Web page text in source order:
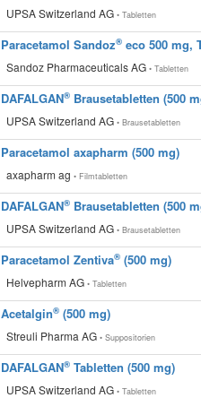
UPSA Switzerland AG • Tabletten
Paracetamol Sandoz® eco 500 mg,
Sandoz Pharmaceuticals AG • Tabletten
DAFALGAN® Brausetabletten (500
UPSA Switzerland AG • Brausetabletten
Paracetamol axapharm (500 mg)
axapharm ag • Filmtabletten
DAFALGAN® Brausetabletten (500
UPSA Switzerland AG • Brausetabletten
Paracetamol Zentiva® (500 mg)
Helvepharm AG • Tabletten
Acetalgin® (500 mg)
Streuli Pharma AG • Suppositorien
DAFALGAN® Tabletten (500 mg)
UPSA Switzerland AG • Tabletten